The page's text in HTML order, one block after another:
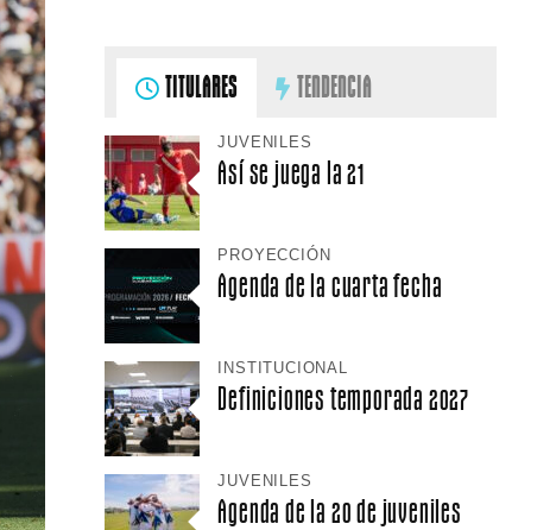
TITULARES TENDENCIA
JUVENILES
Así se juega la 21
PROYECCIÓN
Agenda de la cuarta fecha
INSTITUCIONAL
Definiciones temporada 2027
JUVENILES
Agenda de la 20 de juveniles